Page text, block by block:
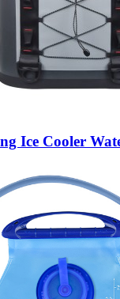
Ice Cooler